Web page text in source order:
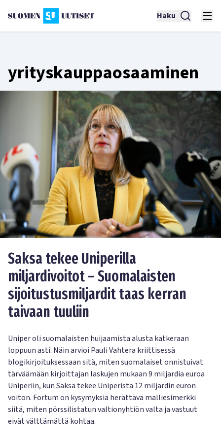
Haku
yrityskauppaosaaminen
Saksa tekee Uniperilla
miljardivoitot – Suomalaisten
sijoitustusmiljardit taas kerran
taivaan tuuliin
Uniper oli suomalaisten huijaamista alusta katkeraan
loppuun asti. Näin arvioi Pauli Vahtera kriittisessä
blogikirjoituksessaan sitä, miten suomalaiset onnistuivat
tärväämään kirjoittajan laskujen mukaan 9 miljardia euroa
Uniperiin, kun Saksa tekee Uniperista 12 miljardin euron
voiton. Fortum on kysymyksiä herättävä malliesimerkki
siitä, miten pörssilistatun valtionyhtiön valta ja vastuut
eivät välttämättä kohtaa.